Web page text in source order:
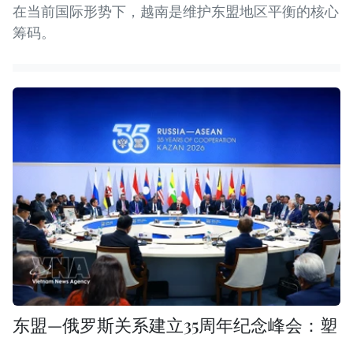
在当前国际形势下，越南是维护东盟地区平衡的核心
筹码。
东盟—俄罗斯关系建立35周年纪念峰会：塑